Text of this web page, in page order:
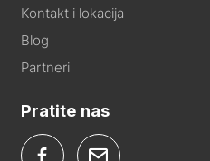
Kontakt i lokacija
Blog
Partneri
Pratite nas